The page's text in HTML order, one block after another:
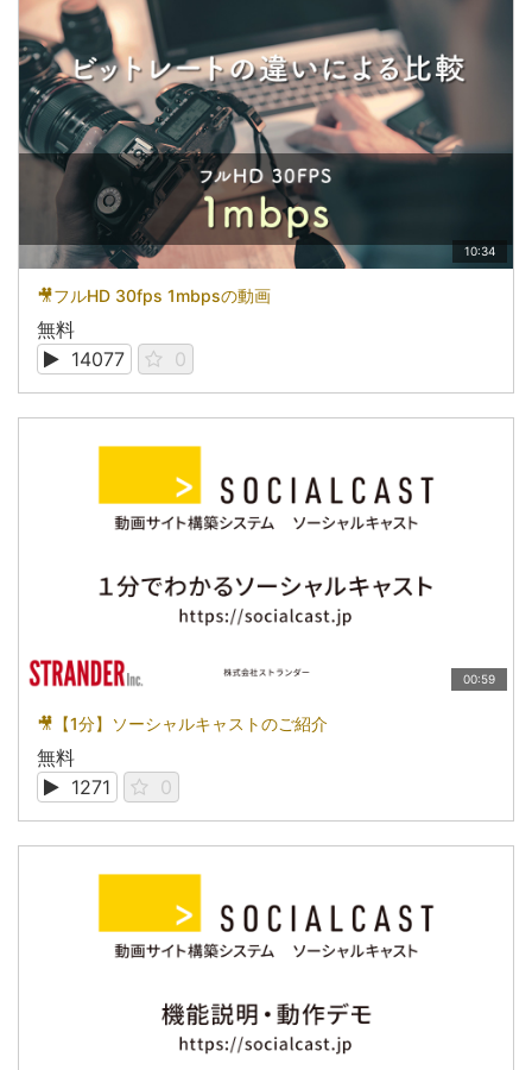
10:34
🎥フルHD 30fps 1mbpsの動画
無料
14077
0
00:59
🎥【1分】ソーシャルキャストのご紹介
無料
1271
0